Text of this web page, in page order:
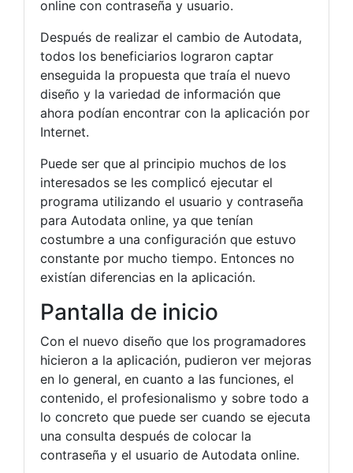
online con contraseña y usuario.
Después de realizar el cambio de Autodata,
todos los beneficiarios lograron captar
enseguida la propuesta que traía el nuevo
diseño y la variedad de información que
ahora podían encontrar con la aplicación por
Internet.
Puede ser que al principio muchos de los
interesados se les complicó ejecutar el
programa utilizando el usuario y contraseña
para Autodata online, ya que tenían
costumbre a una configuración que estuvo
constante por mucho tiempo. Entonces no
existían diferencias en la aplicación.
Pantalla de inicio
Con el nuevo diseño que los programadores
hicieron a la aplicación, pudieron ver mejoras
en lo general, en cuanto a las funciones, el
contenido, el profesionalismo y sobre todo a
lo concreto que puede ser cuando se ejecuta
una consulta después de colocar la
contraseña y el usuario de Autodata online.